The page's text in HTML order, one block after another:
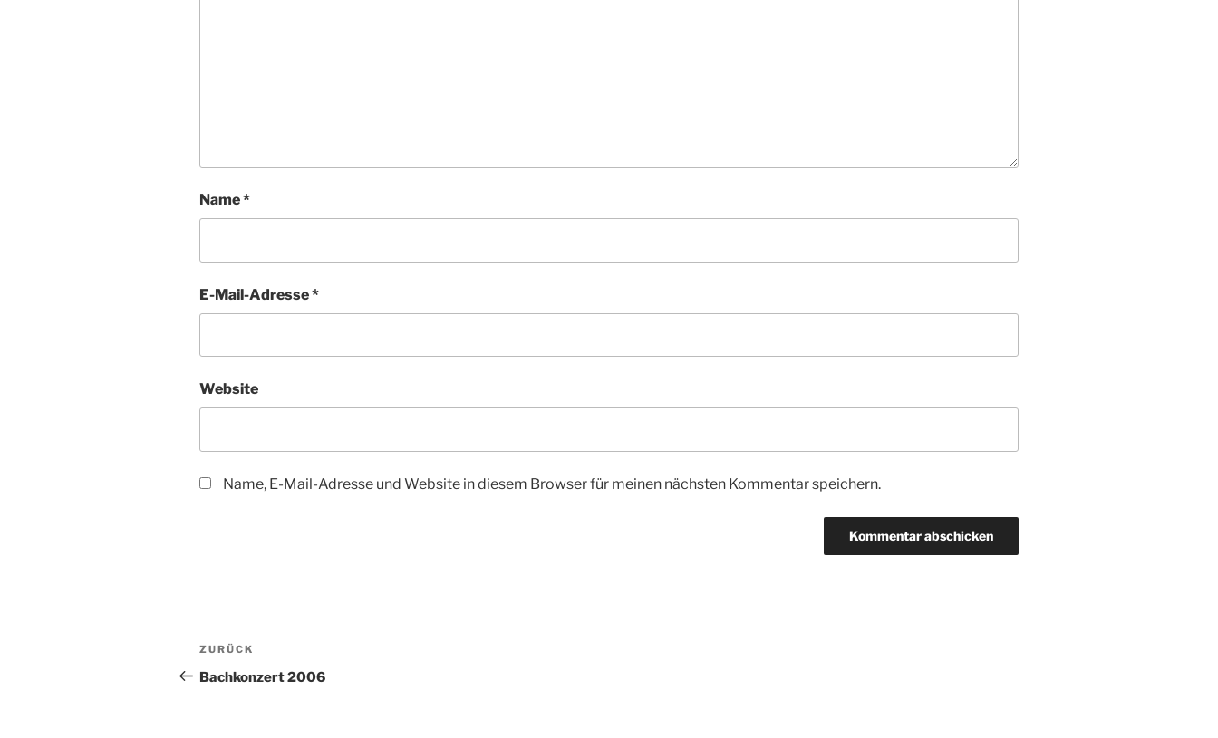
Name*
E-Mail-Adresse*
Website
Name, E-Mail-Adresse und Website in diesem Browser für meinen nächsten Kommentar speichern.
Beitragsnavigation
Vorheriger
Beitrag
ZURÜCK
Bachkonzert 2006